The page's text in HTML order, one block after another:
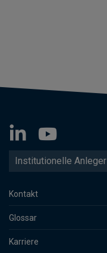
Institutionelle Anleger
Kontakt
Glossar
Karriere